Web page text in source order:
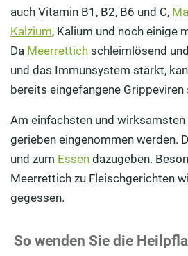
auch Vitamin B1, B2, B6 und C,
Kalzium, Kalium und noch einige
Da Meerrettich schleimlösend
und das Immunsystem stärkt,
bereits eingefangene Grippeviren
Am einfachsten und wirksamsten
gerieben eingenommen werden.
und zum Essen dazugeben.
Meerrettich zu Fleischgerichten
gegessen.
So wenden Sie die